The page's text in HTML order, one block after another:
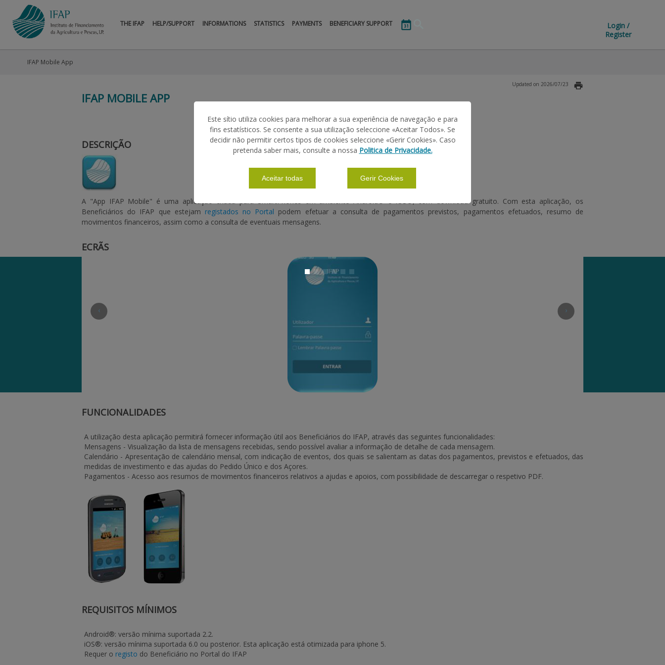
THE IFAP HELP/SUPPORT INFORMATIONS STATISTICS PAYMENTS BENEFICIARY SUPPORT
Login /
Register
IFAP Mobile App
IFAP MOBILE APP
Updated on 2026/07/23
DESCRIÇÃO
A "App IFAP Mobile" é uma aplicação criada para SmartPhones em ambiente Android® e iOS®, com download gratuito. Com esta aplicação, os
Beneficiários do IFAP que estejam registados no Portal podem efetuar a consulta de pagamentos previstos, pagamentos efetuados, resumo de
movimentos financeiros, assim como a consulta de eventuais mensagens.
ECRÃS
‹ ›
FUNCIONALIDADES
A utilização desta aplicação permitirá fornecer informação útil aos Beneficiários do IFAP, através das seguintes funcionalidades:
Mensagens - Visualização da lista de mensagens recebidas, sendo possível avaliar a informação de detalhe de cada mensagem.
Calendário - Apresentação de calendário mensal, com indicação de eventos, dos quais se salientam as datas dos pagamentos, previstos e efetuados, das
medidas de investimento e das ajudas do Pedido Único e dos Açores.
Pagamentos - Acesso aos resumos de movimentos financeiros relativos a ajudas e apoios, com possibilidade de descarregar o respetivo PDF.
REQUISITOS MÍNIMOS
Android®: versão mínima suportada 2.2.
iOS®: versão mínima suportada 6.0 ou posterior. Esta aplicação está otimizada para iphone 5.
Requer o registo do Beneficiário no Portal do IFAP
Este sítio utiliza cookies para melhorar a sua experiência de navegação e para
fins estatísticos. Se consente a sua utilização seleccione «Aceitar Todos». Se
decidir não permitir certos tipos de cookies seleccione «Gerir Cookies». Caso
pretenda saber mais, consulte a nossa Politica de Privacidade.
Aceitar todas Gerir Cookies